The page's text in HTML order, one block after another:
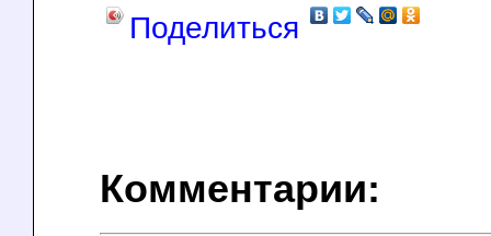
Поделиться
Комментарии: